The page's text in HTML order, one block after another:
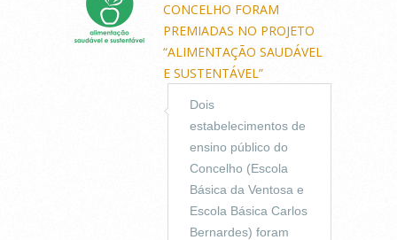
CONCELHO FORAM
PREMIADAS NO PROJETO
“ALIMENTAÇÃO SAUDÁVEL
E SUSTENTÁVEL”
Dois
estabelecimentos de
ensino público do
Concelho (Escola
Básica da Ventosa e
Escola Básica Carlos
Bernardes) foram